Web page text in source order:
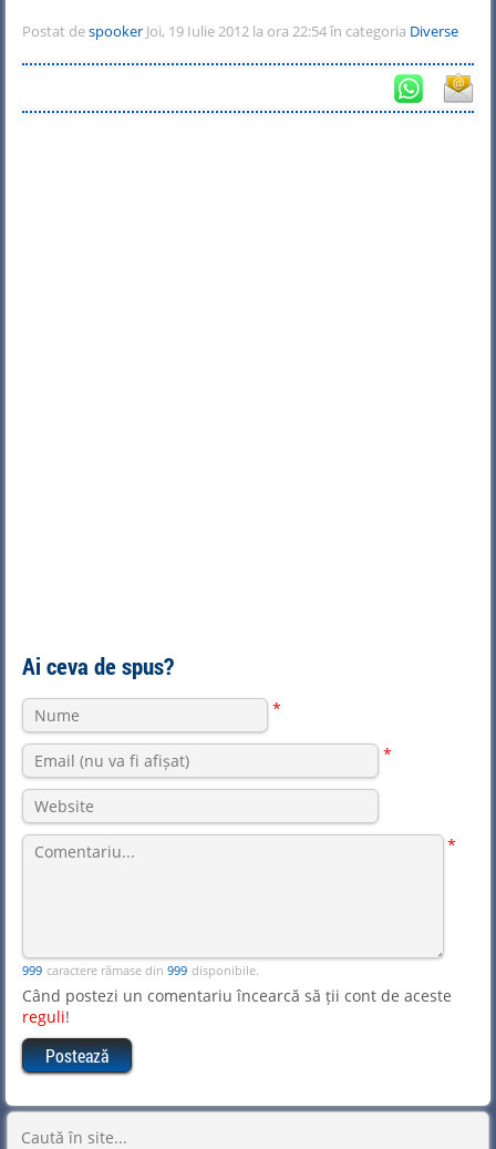
Postat despooker Joi, 19 Iulie 2012 la ora 22:54 în categoria Diverse
Ai ceva de spus?
*
*
*
caractere rămase din disponibile.
Când postezi un comentariu încearcă să ții cont de aceste
reguli!